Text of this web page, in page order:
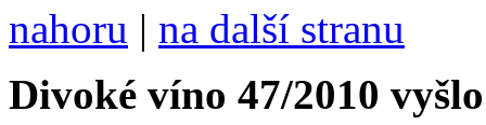
nahoru | na další stranu
Divoké víno 47/2010